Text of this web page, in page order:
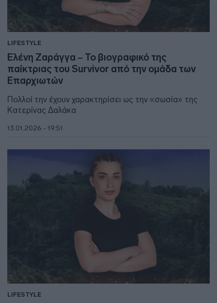
LIFESTYLE
Ελένη Ζαράγγα – Το βιογραφικό της
παίκτριας του Survivor από την ομάδα των
Επαρχιωτών
Πολλοί την έχουν χαρακτηρίσει ως την «σωσία» της
Κατερίνας Δαλάκα
13.01.2026 - 19:51
LIFESTYLE